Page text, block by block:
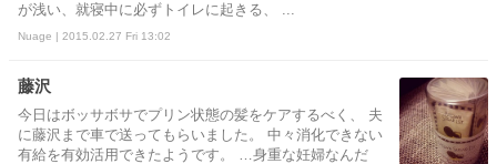
が浅い、就寝中に必ずトイレに起きる、 ...
Nuage | 2015.02.27 Fri 13:02
藤沢
今日はボッサボサでプリン状態の髪をケアするべく、 夫
に藤沢まで車で送ってもらいました。 中々消化できない
有給を有効活用できたようです。 …身重な妊婦なんだ